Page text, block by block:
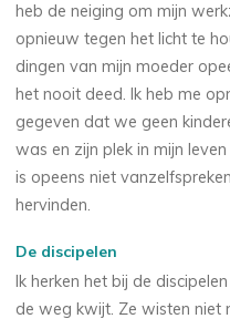
heb de neiging om mijn
opnieuw tegen het licht te
dingen van mijn moeder
het nooit deed. Ik heb me
gegeven dat we geen
was en zijn plek in mijn
is opeens niet
hervinden.
De discipelen
Ik herken het bij de
de weg kwijt. Ze wisten niet